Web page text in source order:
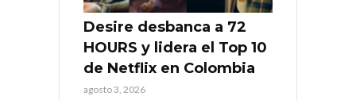
Desire desbanca a 72
HOURS y lidera el Top 10
de Netflix en Colombia
agosto 3, 2026